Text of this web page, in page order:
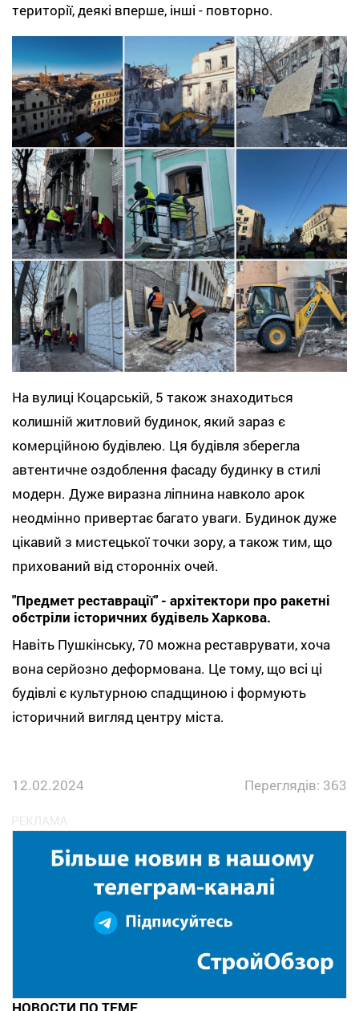
території, деякі вперше, інші - повторно.
На вулиці Коцарській, 5 також знаходиться
колишній житловий будинок, який зараз є
комерційною будівлею. Ця будівля зберегла
автентичне оздоблення фасаду будинку в стилі
модерн. Дуже виразна ліпнина навколо арок
неодмінно привертає багато уваги. Будинок дуже
цікавий з мистецької точки зору, а також тим, що
прихований від сторонніх очей.
"Предмет реставрації" - архітектори про ракетні
обстріли історичних будівель Харкова.
Навіть Пушкінську, 70 можна реставрувати, хоча
вона серйозно деформована. Це тому, що всі ці
будівлі є культурною спадщиною і формують
історичний вигляд центру міста.
12.02.2024 Переглядів: 363
НОВОСТИ ПО ТЕМЕ